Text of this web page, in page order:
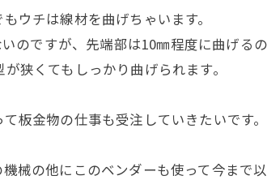
ウチは線材を曲げちゃいます。
のですが、先端部は10㎜程度に曲げる
狭くてもしっかり曲げられます。
板金物の仕事も受注していきたいです。
械の他にこのベンダーも使って今まで